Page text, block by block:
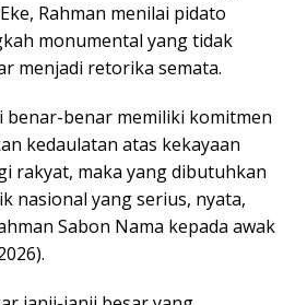
Rahman menilai pidato
monumental yang tidak
menjadi retorika semata.
benar-benar memiliki komitmen
kedaulatan atas kekayaan
rakyat, maka yang dibutuhkan
nasional yang serius, nyata,
Sabon Nama kepada awak